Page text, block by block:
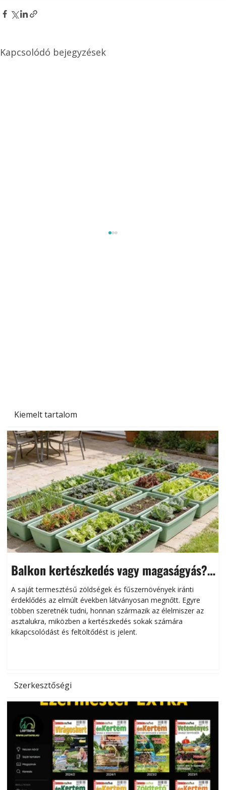
Kiemelt tartalom
Balkon kertészkedés vagy magaságyás?
Helytakarékos kertészkedés
A saját termesztésű zöldségek és fűszernövények iránti
érdeklődés az elmúlt években látványosan megnőtt. Egyre
többen szeretnék tudni, honnan származik az élelmiszer az
asztalukra, miközben a kertészkedés sokak számára
kikapcsolódást és feltöltődést is jelent.
Szerkesztőségi
Kapcsolódó bejegyzések